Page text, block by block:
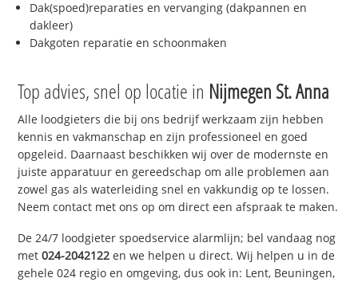
Dak(spoed)reparaties en vervanging (dakpannen en
dakleer)
Dakgoten reparatie en schoonmaken
Top advies, snel op locatie in Nijmegen St. Anna
Alle loodgieters die bij ons bedrijf werkzaam zijn hebben
kennis en vakmanschap en zijn professioneel en goed
opgeleid. Daarnaast beschikken wij over de modernste en
juiste apparatuur en gereedschap om alle problemen aan
zowel gas als waterleiding snel en vakkundig op te lossen.
Neem contact met ons op om direct een afspraak te maken.
De 24/7 loodgieter spoedservice alarmlijn; bel vandaag nog
met024-2042122 en we helpen u direct. Wij helpen u in de
gehele 024 regio en omgeving, dus ook in: Lent, Beuningen,